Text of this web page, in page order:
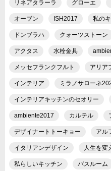
リネアタラーラ グローエ
オーブン ISH2017 私の
ドンブラハ クォーツストーン
アクタス 水栓金具
メッセフランクフルト アリア
インテリア ミラノサローネ
インテリアキッチンのセオリー
ambiente2017 カルテル
デザイナートトーキョー アル
イタリアンデザイン 人生を変
私らしいキッチン バスルーム